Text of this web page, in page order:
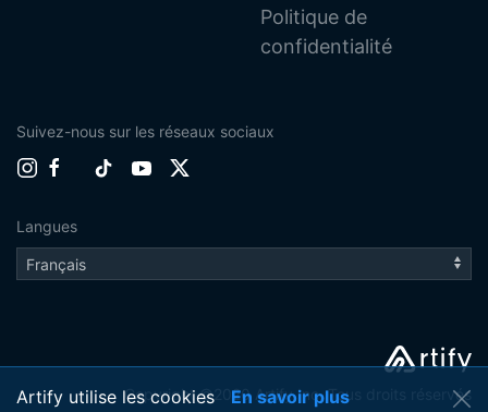
Politique de
confidentialité
Suivez-nous sur les réseaux sociaux
Langues
Copyright ©2020 Artify Inc. Tous droits réservés
Artify utilise les cookies En savoir plus